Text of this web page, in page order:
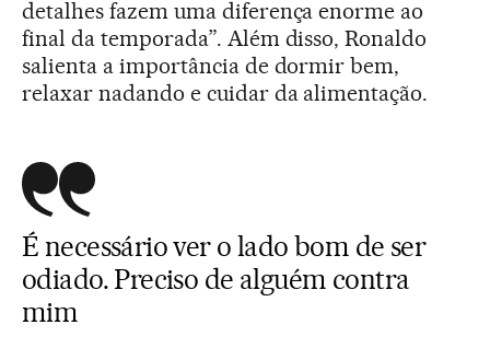
detalhes fazem uma diferença enorme ao
final da temporada”. Além disso, Ronaldo
salienta a importância de dormir bem,
relaxar nadando e cuidar da alimentação.
É necessário ver o lado bom de ser
odiado. Preciso de alguém contra
mim